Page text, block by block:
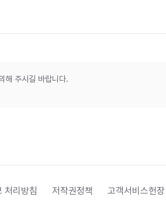
해 주시길 바랍니다.
처리방침 저작권정책 고객서비스헌장